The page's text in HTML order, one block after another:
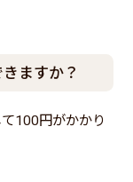
ますか？
100円がかかり